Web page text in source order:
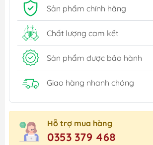
Sản phẩm chính hãng
Chất lượng cam kết
Sản phẩm được bảo hành
Giao hàng nhanh chóng
Hỗ trợ mua hàng
0353 379 468